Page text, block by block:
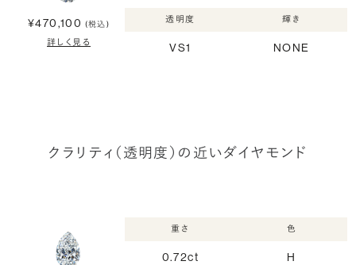
¥470,100 (税込)
詳しく見る
透明度
VS1
輝き
NONE
クラリティ（透明度）の近いダイヤモンド
重さ
0.72ct
色
H